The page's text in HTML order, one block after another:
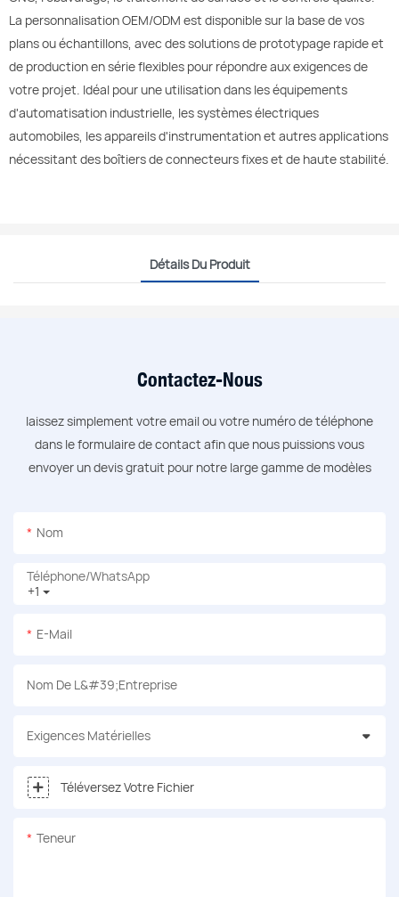
La personnalisation OEM/ODM est disponible sur la base de vos
plans ou échantillons, avec des solutions de prototypage rapide et
de production en série flexibles pour répondre aux exigences de
votre projet. Idéal pour une utilisation dans les équipements
d'automatisation industrielle, les systèmes électriques
automobiles, les appareils d'instrumentation et autres applications
nécessitant des boîtiers de connecteurs fixes et de haute stabilité.
Détails Du Produit
Contactez-Nous
laissez simplement votre email ou votre numéro de téléphone
dans le formulaire de contact afin que nous puissions vous
envoyer un devis gratuit pour notre large gamme de modèles
Nom
+1
Téléphone/WhatsApp
E-Mail
Nom De L&#39;entreprise
Exigences Matérielles
Téléversez Votre Fichier
Teneur